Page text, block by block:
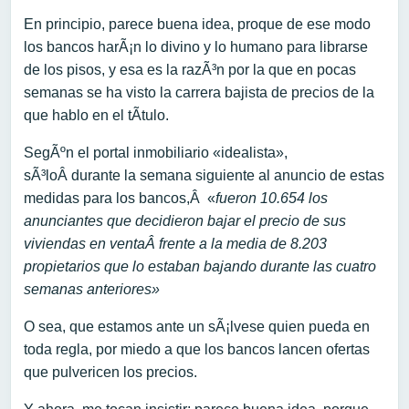
En principio, parece buena idea, proque de ese modo
los bancos harÃ¡n lo divino y lo humano para librarse
de los pisos, y esa es la razÃ³n por la que en pocas
semanas se ha visto la carrera bajista de precios de la
que hablo en el tÃ­tulo.
SegÃºn el portal inmobiliario «idealista»,
sÃ³loÂ durante la semana siguiente al anuncio de estas
medidas para los bancos,Â «fueron 10.654 los
anunciantes que decidieron bajar el precio de sus
viviendas en ventaÂ frente a la media de 8.203
propietarios que lo estaban bajando durante las cuatro
semanas anteriores»
O sea, que estamos ante un sÃ¡lvese quien pueda en
toda regla, por miedo a que los bancos lancen ofertas
que pulvericen los precios.